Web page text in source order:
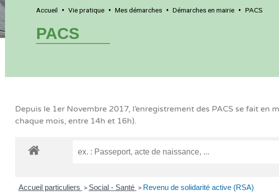
Accueil • Vie pratique • Mes démarches • Démarches en mairie • PACS
PACS
Depuis le 1er Novembre 2017, l’enregistrement des PACS se fait
chaque mois, entre 14h et 16h).
Accueil particuliers > Social - Santé > Revenu de solidarité active (RSA)